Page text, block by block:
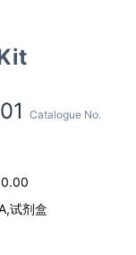
Catalogue No.
试剂盒